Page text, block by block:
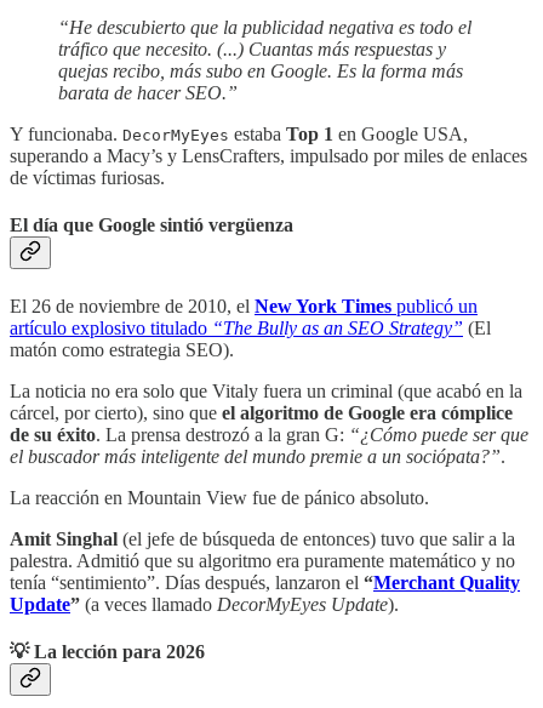
“He descubierto que la publicidad negativa es todo el
tráfico que necesito. (...) Cuantas más respuestas y
quejas recibo, más subo en Google. Es la forma más
barata de hacer SEO.”
Y funcionaba. DecorMyEyes estaba Top 1 en Google USA,
superando a Macy’s y LensCrafters, impulsado por miles de enlaces
de víctimas furiosas.
El día que Google sintió vergüenza
El 26 de noviembre de 2010, el New York Times publicó un
artículo explosivo titulado “The Bully as an SEO Strategy” (El
matón como estrategia SEO).
La noticia no era solo que Vitaly fuera un criminal (que acabó en la
cárcel, por cierto), sino que el algoritmo de Google era cómplice
de su éxito. La prensa destrozó a la gran G: “¿Cómo puede ser que
el buscador más inteligente del mundo premie a un sociópata?”.
La reacción en Mountain View fue de pánico absoluto.
Amit Singhal (el jefe de búsqueda de entonces) tuvo que salir a la
palestra. Admitió que su algoritmo era puramente matemático y no
tenía “sentimiento”. Días después, lanzaron el “Merchant Quality
Update” (a veces llamado DecorMyEyes Update).
💡 La lección para 2026